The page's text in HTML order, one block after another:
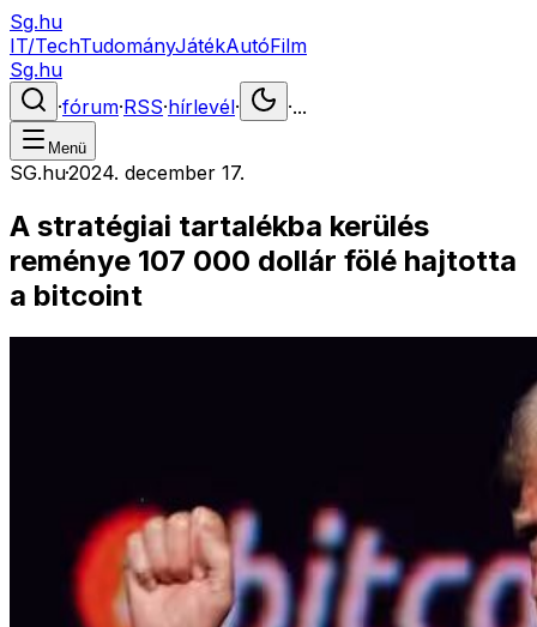
Sg.hu
IT/TechTudományJátékAutóFilm
Sg.hu
·fórum·RSS·hírlevél· ·...
Menü
SG.hu·2024. december 17.
A stratégiai tartalékba kerülés
reménye 107 000 dollár fölé hajtotta
a bitcoint